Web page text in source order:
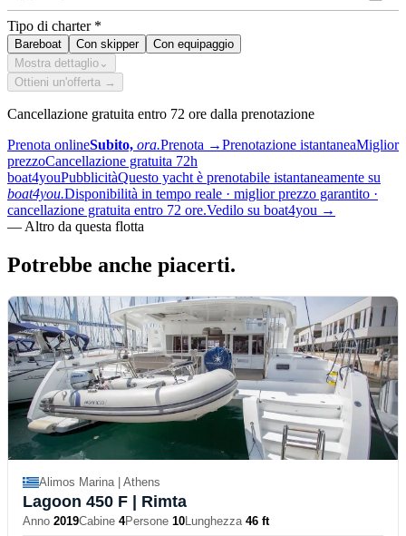
Tipo di charter *
Bareboat Con skipper
Con equipaggio
Mostra dettaglio ⌄
Ottieni un'offerta →
Cancellazione gratuita entro 72 ore dalla prenotazione
Prenota onlineSubito, ora.Prenota →Prenotazione istantaneaMiglior
prezzoCancellazione gratuita 72h
boat4youPubblicitàQuesto yacht è prenotabile istantaneamente su
boat4you.Disponibilità in tempo reale · miglior prezzo garantito ·
cancellazione gratuita entro 72 ore.Vedilo su boat4you →
— Altro da questa flotta
Potrebbe anche piacerti.
Alimos Marina | Athens
Lagoon 450 F | Rimta
Anno 2019Cabine 4Persone 10Lunghezza 46 ft